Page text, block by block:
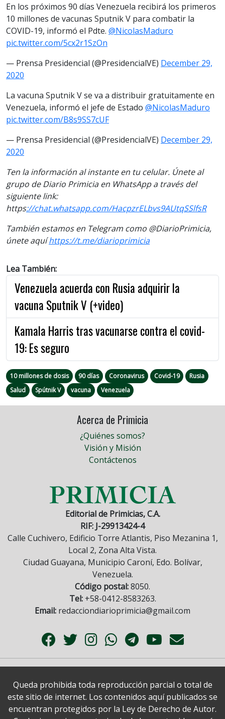
En los próximos 90 días Venezuela recibirá los primeros
10 millones de vacunas Sputnik V para combatir la
COVID-19, informó el Pdte. @NicolasMaduro
pic.twitter.com/5cx2r1SzOn
— Prensa Presidencial (@PresidencialVE) December 29,
2020
La vacuna Sputnik V se va a distribuir gratuitamente en
Venezuela, informó el jefe de Estado @NicolasMaduro
pic.twitter.com/B8s9SS7cUF
— Prensa Presidencial (@PresidencialVE) December 29,
2020
Ten la información al instante en tu celular. Únete al
grupo de Diario Primicia en WhatsApp a través del
siguiente link:
https://chat.whatsapp.com/HacpzrELbvs9AUtqSSlfsR
También estamos en Telegram como @DiarioPrimicia,
únete aquíhttps://t.me/diarioprimicia
Lea También:
Venezuela acuerda con Rusia adquirir la
vacuna Sputnik V (+video)
Kamala Harris tras vacunarse contra el covid-
19: Es seguro
10 millones de dosis 90 días Coronavirus Covid-19
Rusia
Salud
Spútnik V vacuna Venezuela
Acerca de Primicia
¿Quiénes somos?
Visión y Misión
Contáctenos
Editorial de Primicias, C.A.
RIF: J-29913424-4
Calle Cuchivero, Edificio Torre Atlantis, Piso Mezanina 1,
Local 2, Zona Alta Vista.
Ciudad Guayana, Municipio Caroní, Edo. Bolívar,
Venezuela.
Código postal:8050.
Tel:+58-0412-8583263.
Email: redacciondiarioprimicia@gmail.com
Queda prohibida toda reproducción parcial o total de
este sitio de internet. Los contenidos aquí publicados se
encuentran protegidos por la Ley de Derecho de Autor.